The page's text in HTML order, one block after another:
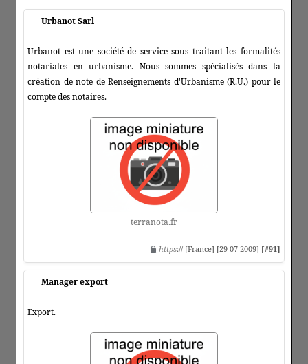
Urbanot Sarl
Urbanot est une société de service sous traitant les formalités
notariales en urbanisme. Nous sommes spécialisés dans la
création de note de Renseignements d'Urbanisme (R.U.) pour le
compte des notaires.
terranota.fr
https:// [France] [29-07-2009] [#91]
Manager export
Export.